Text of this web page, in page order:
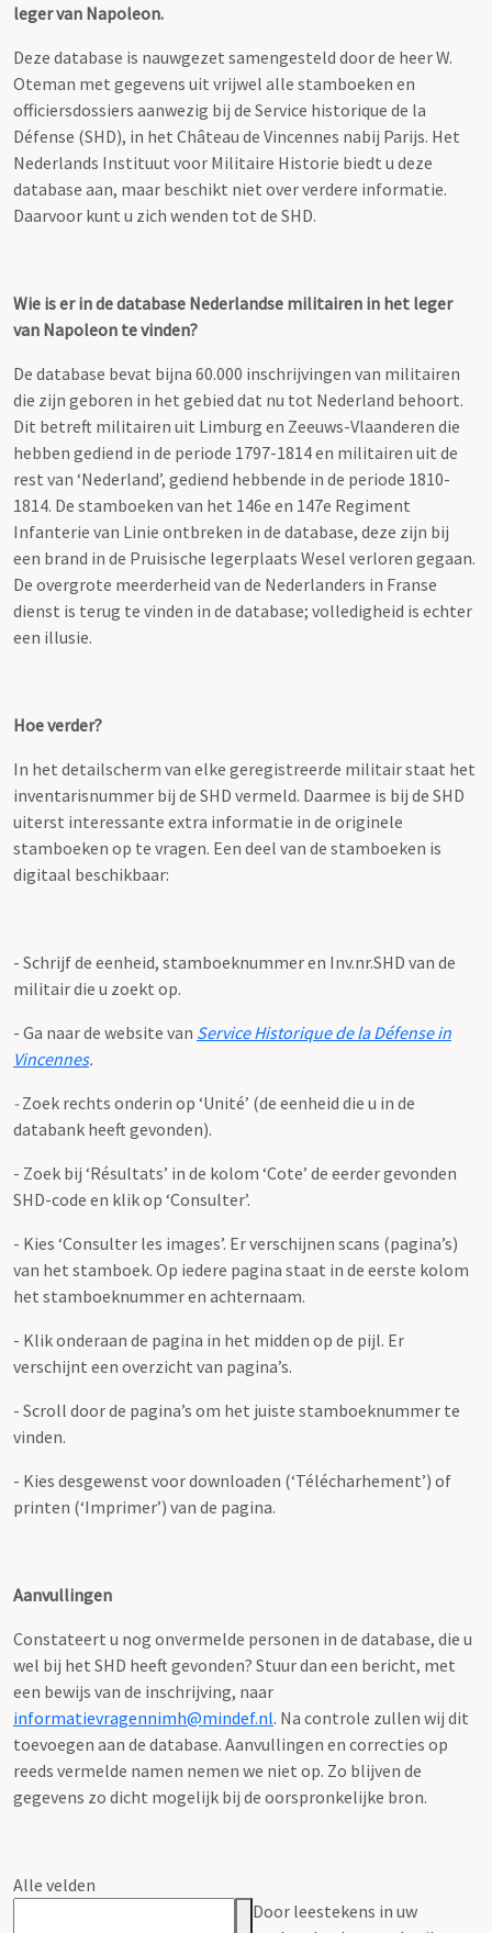
leger van Napoleon.
Deze database is nauwgezet samengesteld door de heer W.
Oteman met gegevens uit vrijwel alle stamboeken en
officiersdossiers aanwezig bij de Service historique de la
Défense (SHD), in het Château de Vincennes nabij Parijs. Het
Nederlands Instituut voor Militaire Historie biedt u deze
database aan, maar beschikt niet over verdere informatie.
Daarvoor kunt u zich wenden tot de SHD.
Wie is er in de database Nederlandse militairen in het leger
van Napoleon te vinden?
De database bevat bijna 60.000 inschrijvingen van militairen
die zijn geboren in het gebied dat nu tot Nederland behoort.
Dit betreft militairen uit Limburg en Zeeuws-Vlaanderen die
hebben gediend in de periode 1797-1814 en militairen uit de
rest van ‘Nederland’, gediend hebbende in de periode 1810-
1814. De stamboeken van het 146e en 147e Regiment
Infanterie van Linie ontbreken in de database, deze zijn bij
een brand in de Pruisische legerplaats Wesel verloren gegaan.
De overgrote meerderheid van de Nederlanders in Franse
dienst is terug te vinden in de database; volledigheid is echter
een illusie.
Hoe verder?
In het detailscherm van elke geregistreerde militair staat het
inventarisnummer bij de SHD vermeld. Daarmee is bij de SHD
uiterst interessante extra informatie in de originele
stamboeken op te vragen. Een deel van de stamboeken is
digitaal beschikbaar:
- Schrijf de eenheid, stamboeknummer en Inv.nr.SHD van de
militair die u zoekt op.
- Ga naar de website van Service Historique de la Défense in
Vincennes.
-Zoek rechts onderin op ‘Unité’ (de eenheid die u in de
databank heeft gevonden).
- Zoek bij ‘Résultats’ in de kolom ‘Cote’ de eerder gevonden
SHD-code en klik op ‘Consulter’.
- Kies ‘Consulter les images’. Er verschijnen scans (pagina’s)
van het stamboek. Op iedere pagina staat in de eerste kolom
het stamboeknummer en achternaam.
- Klik onderaan de pagina in het midden op de pijl. Er
verschijnt een overzicht van pagina’s.
- Scroll door de pagina’s om het juiste stamboeknummer te
vinden.
- Kies desgewenst voor downloaden (‘Télécharhement’) of
printen (‘Imprimer’) van de pagina.
Aanvullingen
Constateert u nog onvermelde personen in de database, die u
wel bij het SHD heeft gevonden? Stuur dan een bericht, met
een bewijs van de inschrijving, naar
informatievragennimh@mindef.nl. Na controle zullen wij dit
toevoegen aan de database. Aanvullingen en correcties op
reeds vermelde namen nemen we niet op. Zo blijven de
gegevens zo dicht mogelijk bij de oorspronkelijke bron.
Alle velden
Door leestekens in uw